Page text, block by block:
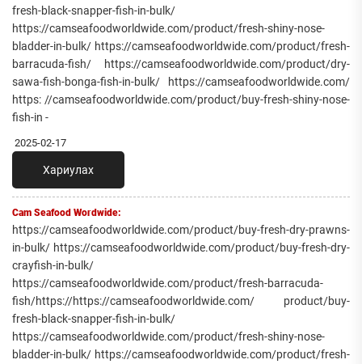
fresh-black-snapper-fish-in-bulk/
https://camseafoodworldwide.com/product/fresh-shiny-nose-
bladder-in-bulk/ https://camseafoodworldwide.com/product/fresh-
barracuda-fish/ https://camseafoodworldwide.com/product/dry-
sawa-fish-bonga-fish-in-bulk/ https://camseafoodworldwide.com/
https: //camseafoodworldwide.com/product/buy-fresh-shiny-nose-
fish-in -
2025-02-17
Хариулах
Cam Seafood Wordwide:
https://camseafoodworldwide.com/product/buy-fresh-dry-prawns-
in-bulk/ https://camseafoodworldwide.com/product/buy-fresh-dry-
crayfish-in-bulk/
https://camseafoodworldwide.com/product/fresh-barracuda-
fish/https://https://camseafoodworldwide.com/ product/buy-
fresh-black-snapper-fish-in-bulk/
https://camseafoodworldwide.com/product/fresh-shiny-nose-
bladder-in-bulk/ https://camseafoodworldwide.com/product/fresh-